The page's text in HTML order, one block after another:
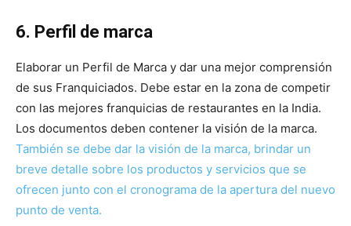
6. Perfil de marca
Elaborar un Perfil de Marca y dar una mejor comprensión
de sus Franquiciados. Debe estar en la zona de competir
con las mejores franquicias de restaurantes en la India.
Los documentos deben contener la visión de la marca.
También se debe dar la visión de la marca, brindar un
breve detalle sobre los productos y servicios que se
ofrecen junto con el cronograma de la apertura del nuevo
punto de venta.